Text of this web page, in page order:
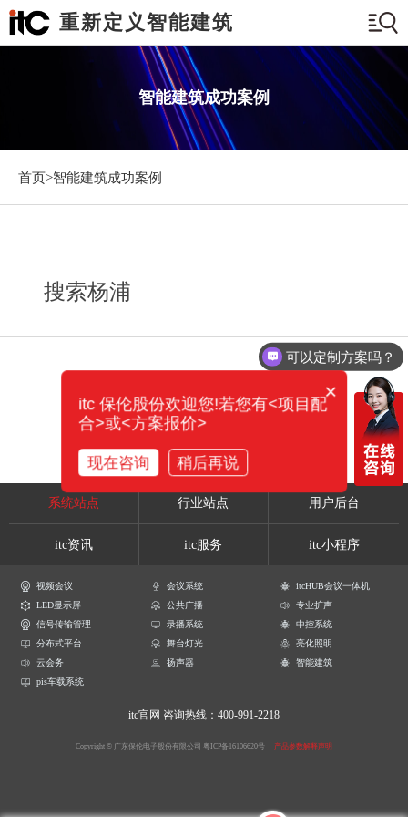
重新定义智能建筑
智能建筑成功案例
首页>智能建筑成功案例
搜索杨浦
系统站点 行业站点 用户后台
itc资讯 itc服务 itc小程序
视频会议 会议系统
itcHUB会议一体机
LED显示屏
公共广播
专业扩声
信号传输管理
录播系统
中控系统
分布式平台
舞台灯光
亮化照明
云会务
扬声器
智能建筑
pis车载系统
itc官网 咨询热线：400-991-2218
Copyright © 广东保伦电子股份有限公司 粤ICP备16106620号 产品参数解释声明
可以定制方案吗？
×
itc 保伦股份欢迎您!若您有<项目配
合>或<方案报价>
现在咨询 稍后再说